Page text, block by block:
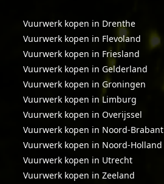
Vuurwerk kopen in Drenthe
Vuurwerk kopen in Flevoland
Vuurwerk kopen in Friesland
Vuurwerk kopen in Gelderland
Vuurwerk kopen in Groningen
Vuurwerk kopen in Limburg
Vuurwerk kopen in Overijssel
Vuurwerk kopen in Noord-Brabant
Vuurwerk kopen in Noord-Holland
Vuurwerk kopen in Utrecht
Vuurwerk kopen in Zeeland